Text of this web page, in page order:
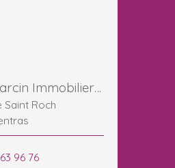
Maurice Garcin Immobilier Carpentras GESTION LOCATION SYNDIC
Saint Roch
96 76